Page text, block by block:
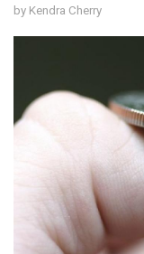
by Kendra Cherry